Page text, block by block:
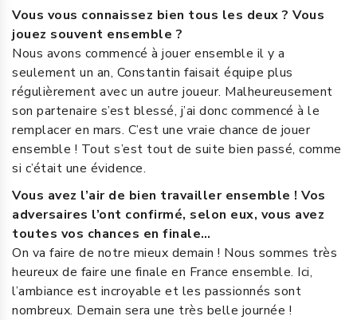
Vous vous connaissez bien tous les deux ? Vous
jouez souvent ensemble ?
Nous avons commencé à jouer ensemble il y a
seulement un an, Constantin faisait équipe plus
régulièrement avec un autre joueur. Malheureusement
son partenaire s’est blessé, j’ai donc commencé à le
remplacer en mars. C’est une vraie chance de jouer
ensemble ! Tout s’est tout de suite bien passé, comme
si c’était une évidence.
Vous avez l’air de bien travailler ensemble ! Vos
adversaires l’ont confirmé, selon eux, vous avez
toutes vos chances en finale…
On va faire de notre mieux demain ! Nous sommes très
heureux de faire une finale en France ensemble. Ici,
l’ambiance est incroyable et les passionnés sont
nombreux. Demain sera une très belle journée !